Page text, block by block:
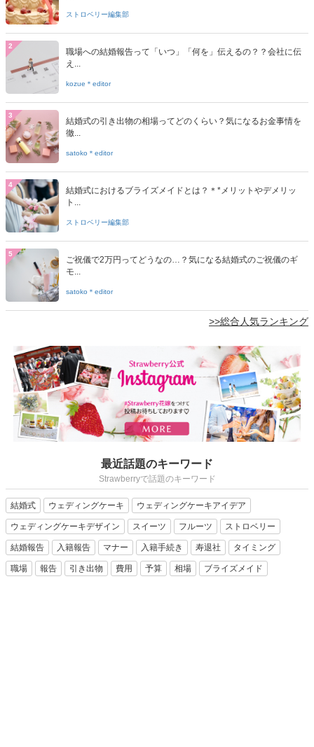
ストロベリー編集部
2
職場への結婚報告って「いつ」「何を」伝えるの？？会社に伝
え...
kozue＊editor
3
結婚式の引き出物の相場ってどのくらい？気になるお金事情を
徹...
satoko＊editor
4
結婚式におけるブライズメイドとは？＊*メリットやデメリッ
ト...
ストロベリー編集部
5
ご祝儀で2万円ってどうなの…？気になる結婚式のご祝儀のギ
モ...
satoko＊editor
>>総合人気ランキング
最近話題のキーワード
Strawberryで話題のキーワード
結婚式 ウェディングケーキ ウェディングケーキアイデア
ウェディングケーキデザイン スイーツ フルーツ ストロベリー
結婚報告 入籍報告 マナー 入籍手続き 寿退社 タイミング
職場 報告 引き出物 費用 予算 相場 ブライズメイド